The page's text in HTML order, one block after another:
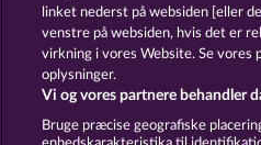
Kontakt
Tilsluttet program
Indsend anmodning
linket nederst på websiden [eller
venstre på websiden, hvis det er
virkning i vores Website. Se
oplysninger.
Vi og vores partnere behandler
Bruge præcise geografiske